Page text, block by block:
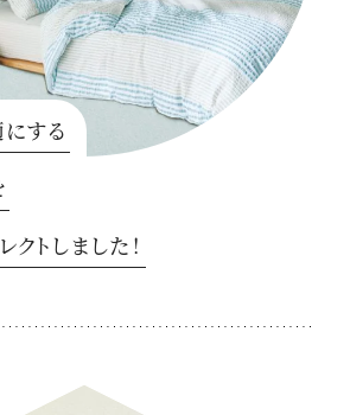
する
トしました！